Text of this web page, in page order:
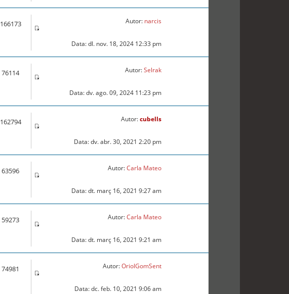
166173 Autor: narcis
Data: dl. nov. 18, 2024 12:33 pm
76114 Autor:Selrak
Data: dv. ago. 09, 2024 11:23 pm
162794 Autor:cubells
Data: dv. abr. 30, 2021 2:20 pm
63596 Autor:Carla Mateo
Data: dt. març 16, 2021 9:27 am
59273 Autor:Carla Mateo
Data: dt. març 16, 2021 9:21 am
74981 Autor:OriolGomSent
Data: dc. feb. 10, 2021 9:06 am